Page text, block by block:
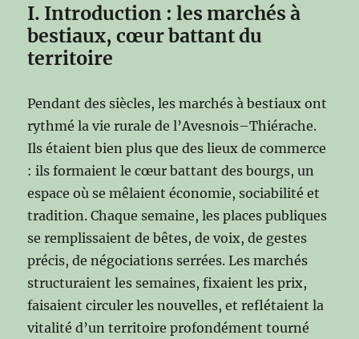
I. Introduction : les marchés à
bestiaux, cœur battant du
territoire
Pendant des siècles, les marchés à bestiaux ont
rythmé la vie rurale de l’Avesnois–Thiérache.
Ils étaient bien plus que des lieux de commerce
: ils formaient le cœur battant des bourgs, un
espace où se mêlaient économie, sociabilité et
tradition. Chaque semaine, les places publiques
se remplissaient de bêtes, de voix, de gestes
précis, de négociations serrées. Les marchés
structuraient les semaines, fixaient les prix,
faisaient circuler les nouvelles, et reflétaient la
vitalité d’un territoire profondément tourné